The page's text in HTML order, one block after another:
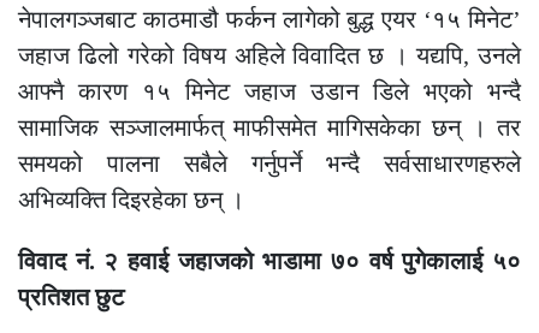
नेपालगञ्जबाट काठमाडौ फर्कन लागेको बुद्ध एयर ‘१५ मिनेट’
जहाज ढिलो गरेको विषय अहिले विवादित छ । यद्यपि, उनले
आफ्नै कारण १५ मिनेट जहाज उडान डिले भएको भन्दै
सामाजिक सञ्जालमार्फत् माफीसमेत मागिसकेका छन् । तर
समयको पालना सबैले गर्नुपर्ने भन्दै सर्वसाधारणहरुले
अभिव्यक्ति दिइरहेका छन् ।
विवाद नं. २ हवाई जहाजको भाडामा ७० वर्ष पुगेकालाई ५०
प्रतिशत छुट